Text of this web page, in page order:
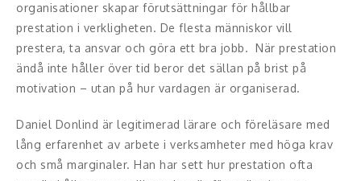
Ljus och belysning
Komiker
Konst
Middagsunderhållning
Musiker
organisationer skapar förutsättningar för hållbar
prestation i verkligheten. De flesta människor vill
prestera, ta ansvar och göra ett bra jobb. När prestation
ändå inte håller över tid beror det sällan på brist på
motivation – utan på hur vardagen är organiserad.
Daniel Donlind är legitimerad lärare och föreläsare med
lång erfarenhet av arbete i verksamheter med höga krav
och små marginaler. Han har sett hur prestation ofta